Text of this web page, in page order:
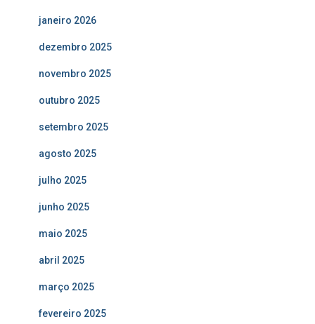
janeiro 2026
dezembro 2025
novembro 2025
outubro 2025
setembro 2025
agosto 2025
julho 2025
junho 2025
maio 2025
abril 2025
março 2025
fevereiro 2025